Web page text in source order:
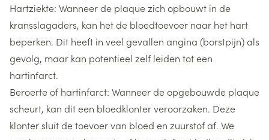
Hartziekte: Wanneer de plaque zich opbouwt in de
kransslagaders, kan het de bloedtoevoer naar het hart
beperken. Dit heeft in veel gevallen angina (borstpijn) als
gevolg, maar kan potentieel zelf leiden tot een
hartinfarct.
Beroerte of hartinfarct: Wanneer de opgebouwde plaque
scheurt, kan dit een bloedklonter veroorzaken. Deze
klonter sluit de toevoer van bloed en zuurstof af. We